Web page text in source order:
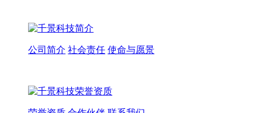
公司简介 社会责任 使命与愿景